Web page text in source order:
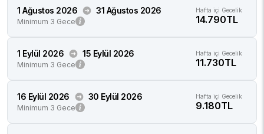
1 Ağustos 2026 31 Ağustos 2026
Minimum 3 Gece
Hafta içi Gecelik
14.790TL
1 Eylül 2026 15 Eylül 2026
Minimum 3 Gece
Hafta içi Gecelik
11.730TL
16 Eylül 2026 30 Eylül 2026
Minimum 3 Gece
Hafta içi Gecelik
9.180TL